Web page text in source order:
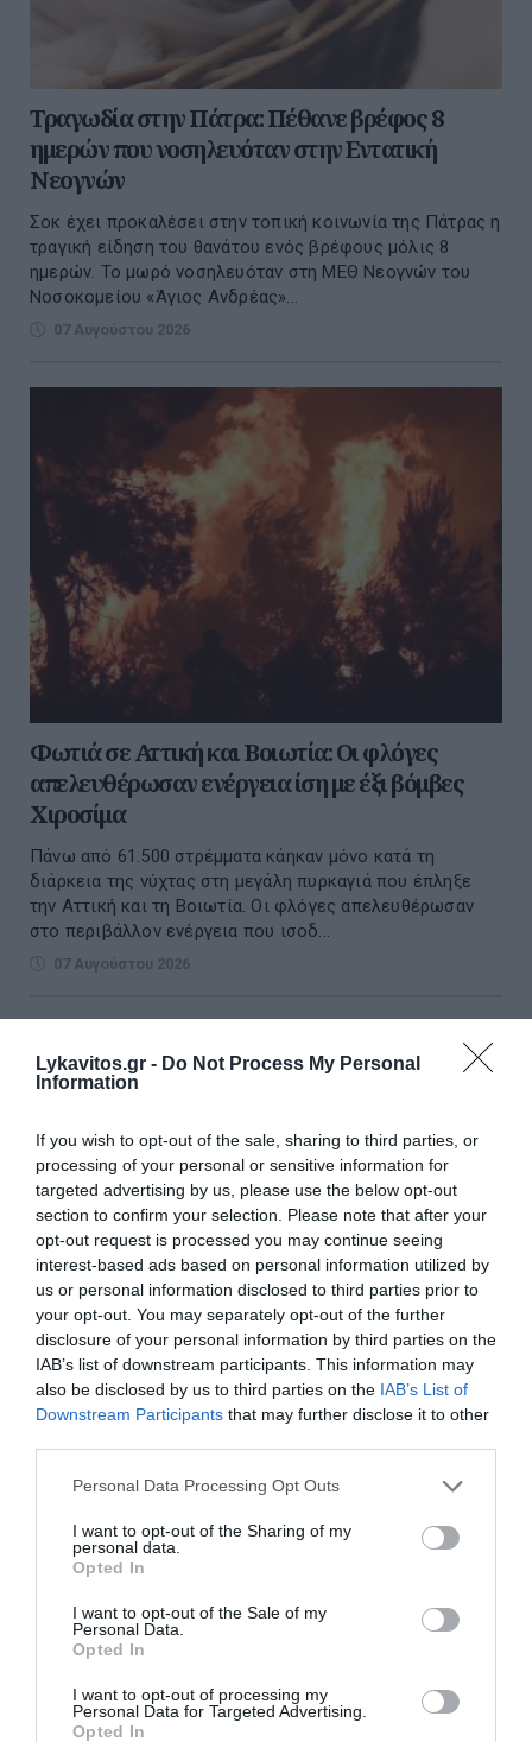
Lykavitos.gr - Do Not Process My Personal
Information
If you wish to opt-out of the sale, sharing to third parties, or
processing of your personal or sensitive information for
targeted advertising by us, please use the below opt-out
section to confirm your selection. Please note that after your
opt-out request is processed you may continue seeing
interest-based ads based on personal information utilized by
us or personal information disclosed to third parties prior to
your opt-out. You may separately opt-out of the further
disclosure of your personal information by third parties on the
IAB’s list of downstream participants. This information may
also be disclosed by us to third parties on the IAB’s List of
Downstream Participants that may further disclose it to other
Please note that this website/app uses one or more Google
not limited to your visit or usage behaviour. You may click to
grant or deny consent to Google and its third-party tags to
use your data for below specified purposes in below Google
consent section.
Personal Data Processing Opt Outs
I want to opt-out of the Sharing of my
personal data.
Opted In
I want to opt-out of the Sale of my
Personal Data.
Opted In
I want to opt-out of processing my
Personal Data for Targeted Advertising.
Opted In
Τραγωδία στην Πάτρα: Πέθανε βρέφος 8
ημερών που νοσηλευόταν στην Εντατική
Νεογνών
Σοκ έχει προκαλέσει στην τοπική κοινωνία της Πάτρας η
τραγική είδηση του θανάτου ενός βρέφους μόλις 8
ημερών. Το μωρό νοσηλευόταν στη ΜΕΘ Νεογνών του
Νοσοκομείου «Άγιος Ανδρέας»...
07 Αυγούστου 2026
Φωτιά σε Αττική και Βοιωτία: Οι φλόγες
απελευθέρωσαν ενέργεια ίση με έξι βόμβες
Χιροσίμα
Πάνω από 61.500 στρέμματα κάηκαν μόνο κατά τη
διάρκεια της νύχτας στη μεγάλη πυρκαγιά που έπληξε
την Αττική και τη Βοιωτία. Οι φλόγες απελευθέρωσαν
στο περιβάλλον ενέργεια που ισοδ...
07 Αυγούστου 2026
Πυρκαγιά σε χαμηλή βλάστηση στο
Μαρκόπουλο Αττικής
βλάστηση στο Μαρκόπουλο Μεσογαίας στην Αττική.
περίπου στις 16:30. Για την κα...
07 Αυγούστου 2026
διαβάστε επίσης
περισσότερες ειδήσεις από το lykavitos.gr